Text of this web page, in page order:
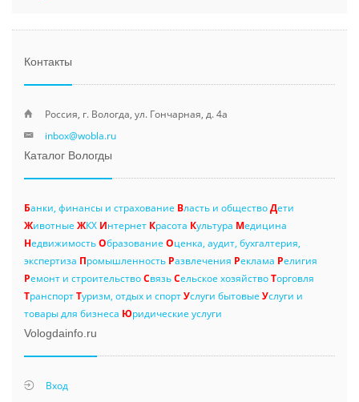
Контакты
Россия, г. Вологда, ул. Гончарная, д. 4а
inbox@wobla.ru
Каталог Вологды
Банки, финансы и страхование Власть и обществоДети
Животные ЖКХ Интернет Красота Культура Медицина
НедвижимостьОбразование Оценка, аудит, бухгалтерия,
экспертиза Промышленность Развлечения Реклама Религия
Ремонт и строительствоСвязьСельское хозяйствоТорговля
ТранспортТуризм, отдых и спортУслуги бытовые Услуги и
товары для бизнеса Юридические услуги
Vologdainfo.ru
Вход